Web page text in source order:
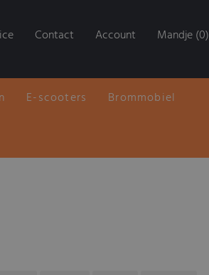
Contact Account Mandje (0)
E-scooters Brommobiel